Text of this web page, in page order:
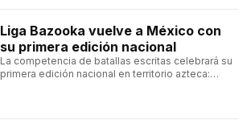
Liga Bazooka vuelve a México con
su primera edición nacional
La competencia de batallas escritas celebrará su
primera edición nacional en territorio azteca: